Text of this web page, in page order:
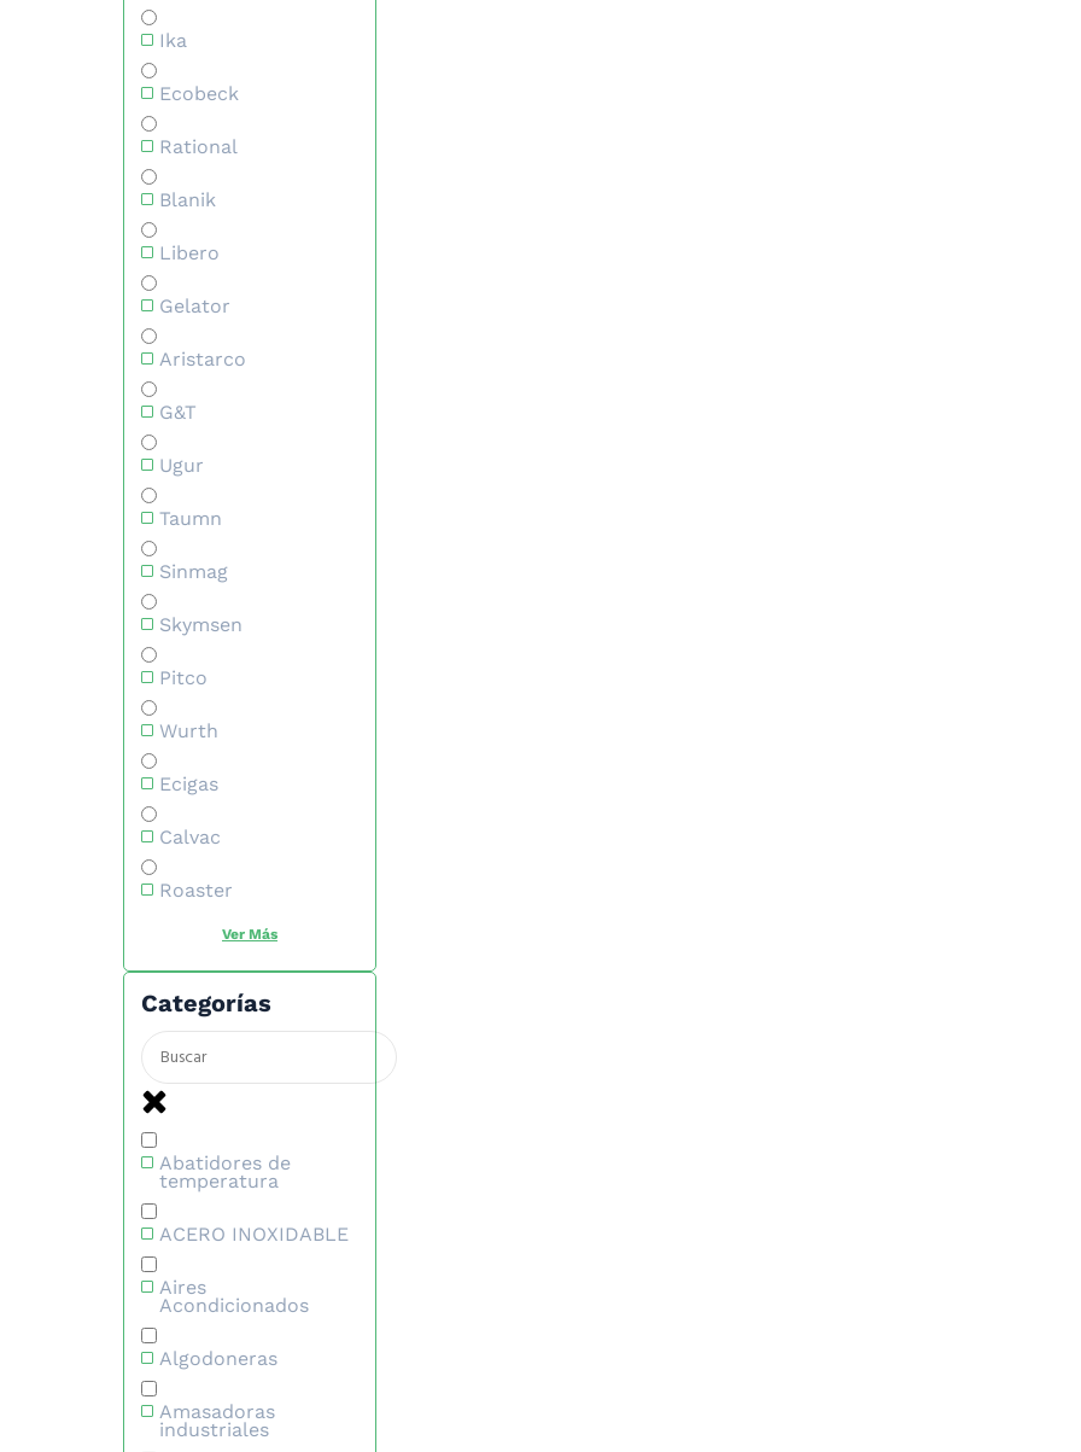
Ika
Ecobeck
Rational
Blanik
Libero
Gelator
Aristarco
G&T
Ugur
Taumn
Sinmag
Skymsen
Pitco
Wurth
Ecigas
Calvac
Roaster
Categorías
Abatidores de
temperatura
ACERO INOXIDABLE
Aires
Acondicionados
Algodoneras
Amasadoras
industriales